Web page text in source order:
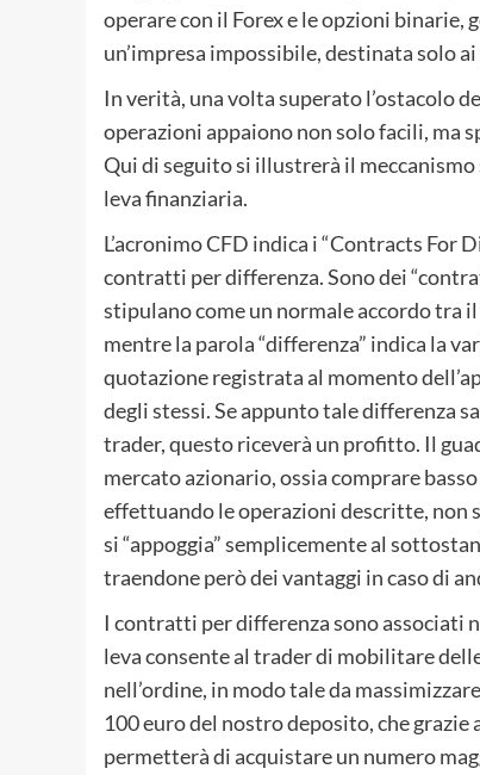
operare con il Forex e le opzioni binarie,
un’impresa impossibile, destinata solo
In verità, una volta superato l’ostacolo
operazioni appaiono non solo facili, ma
Qui di seguito si illustrerà il
leva finanziaria.
L’acronimo CFD indica i “Contracts For
contratti per differenza. Sono dei
stipulano come un normale accordo tra
mentre la parola “differenza” indica la
quotazione registrata al momento
degli stessi. Se appunto tale differenza
trader, questo riceverà un profitto. Il
mercato azionario, ossia comprare
effettuando le operazioni descritte, non
si “appoggia” semplicemente al
traendone però dei vantaggi in caso di
I contratti per differenza sono associati
leva consente al trader di mobilitare
nell’ordine, in modo tale da
100 euro del nostro deposito, che
permetterà di acquistare un numero